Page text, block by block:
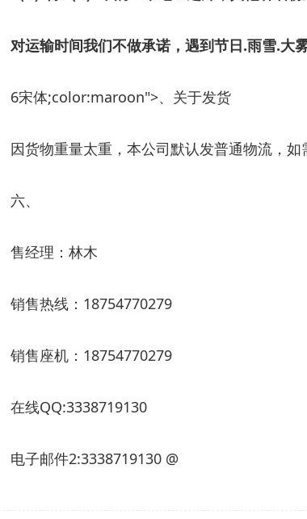
对运输时间我们不做承诺，遇到节日.雨雪.大
6宋体;color:maroon">、关于发货
因货物重量太重，本公司默认发普通物流，
六、
售经理：林木
销售热线： 18754770279
销售座机： 18754770279
在线QQ:3338719130
电子邮件2:3338719130 @